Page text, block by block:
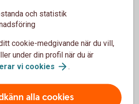
och statistik
cookie-medgivande när du vill,
under din profil när du är
vi cookies .
alla cookies